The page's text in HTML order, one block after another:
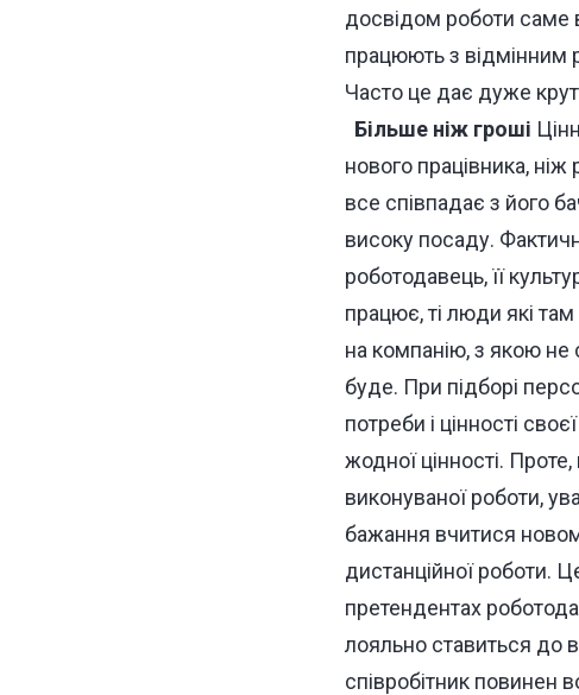
досвідом роботи саме
працюють з відмінним
Часто це дає дуже
Більше ніж гроші
нового працівника, ніж
все співпадає з його
високу посаду.
роботодавець, її
працює, ті люди які
на компанію, з якою не
буде. При підборі
потреби і цінності
жодної цінності.
виконуваної роботи,
бажання вчитися
дистанційної роботи.
претендентах
лояльно ставиться до
співробітник повинен